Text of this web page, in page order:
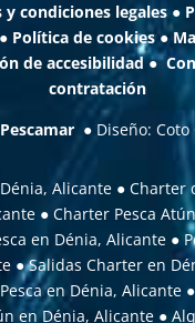
y condiciones legales ●
● Política de cookies●
de accesibilidad●
contratación
● Diseño:
Alicante ● Charter
● Charter Pesca
en Dénia, Alicante●
●Salidas Charter en
en Dénia, Alicante●
en Dénia, Alicante●